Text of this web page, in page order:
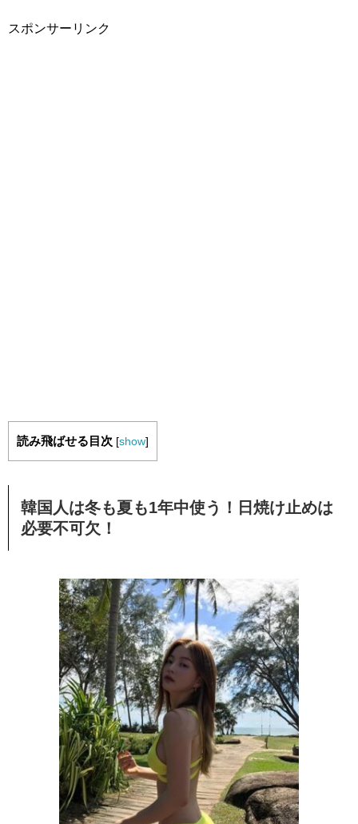
スポンサーリンク
読み飛ばせる目次 [show]
韓国人は冬も夏も1年中使う！日焼け止めは
必要不可欠！